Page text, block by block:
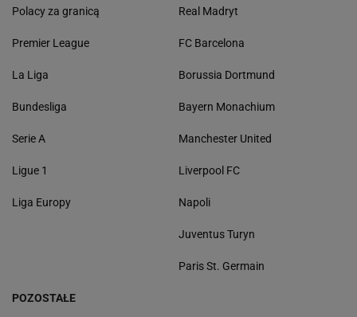
Polacy za granicą
Premier League
La Liga
Bundesliga
Serie A
Ligue 1
Liga Europy
Real Madryt
FC Barcelona
Borussia Dortmund
Bayern Monachium
Manchester United
Liverpool FC
Napoli
Juventus Turyn
Paris St. Germain
POZOSTAŁE